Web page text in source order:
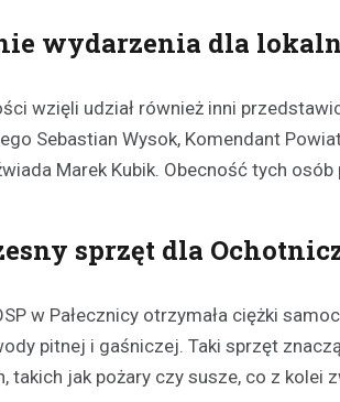
wydarzenia dla
wzięli udział również inni
Sebastian Wysok, Komendant
Marek Kubik. Obecność tych
sprzęt dla
w Pałecznicy otrzymała ciężki
pitnej i gaśniczej. Taki sprzęt
takich jak pożary czy susze, co z kolei